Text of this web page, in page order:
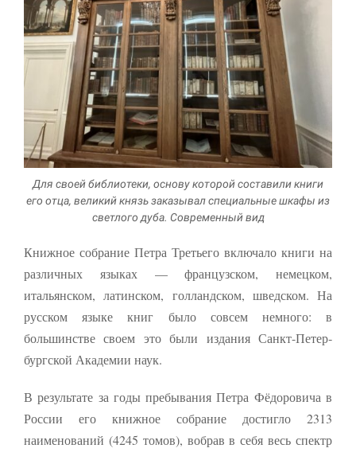
Для своей библиотеки, основу которой составили книги
его отца, великий князь заказывал специальные шкафы из
светлого дуба. Современный вид
Книжное собрание Петра Третьего включало книги на
различных языках — французском, немецком,
итальянском, латинском, голландском, швед­ском. На
русском языке книг было совсем немного: в
большинстве своем это были издания Санкт-Петер­
бургской Академии наук.
В результате за годы пребывания Петра Фёдоровича в
России его книжное собрание достигло 2313
наименований (4245 томов), вобрав в себя весь спектр